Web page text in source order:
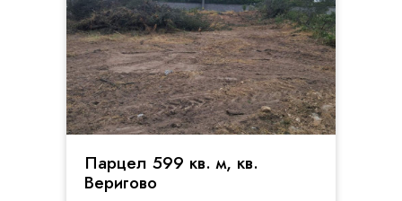
Парцел 599 кв. м, кв.
Веригово